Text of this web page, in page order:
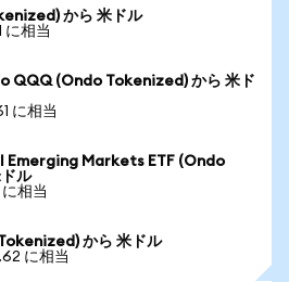
から 米ドル
に相当
QQQ (Ondo Tokenized) から 米ド
に相当
Emerging Markets ETF (Ondo
ル
相当
から 米ドル
に相当